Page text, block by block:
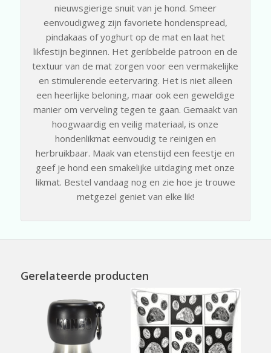
nieuwsgierige snuit van je hond. Smeer
eenvoudigweg zijn favoriete hondenspread,
pindakaas of yoghurt op de mat en laat het
likfestijn beginnen. Het geribbelde patroon en de
textuur van de mat zorgen voor een vermakelijke
en stimulerende eetervaring. Het is niet alleen
een heerlijke beloning, maar ook een geweldige
manier om verveling tegen te gaan. Gemaakt van
hoogwaardig en veilig materiaal, is onze
hondenlikmat eenvoudig te reinigen en
herbruikbaar. Maak van etenstijd een feestje en
geef je hond een smakelijke uitdaging met onze
likmat. Bestel vandaag nog en zie hoe je trouwe
metgezel geniet van elke lik!
Gerelateerde producten